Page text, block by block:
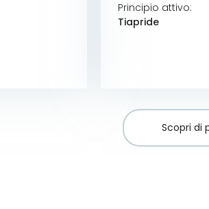
Principio attivo:
Tiapride
Scopri di